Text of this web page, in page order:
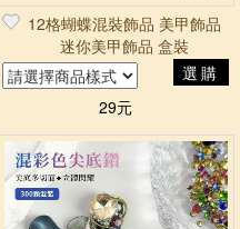
12格蝴蝶混裝飾品 美甲飾品
迷你美甲飾品 盒裝
選購
29元